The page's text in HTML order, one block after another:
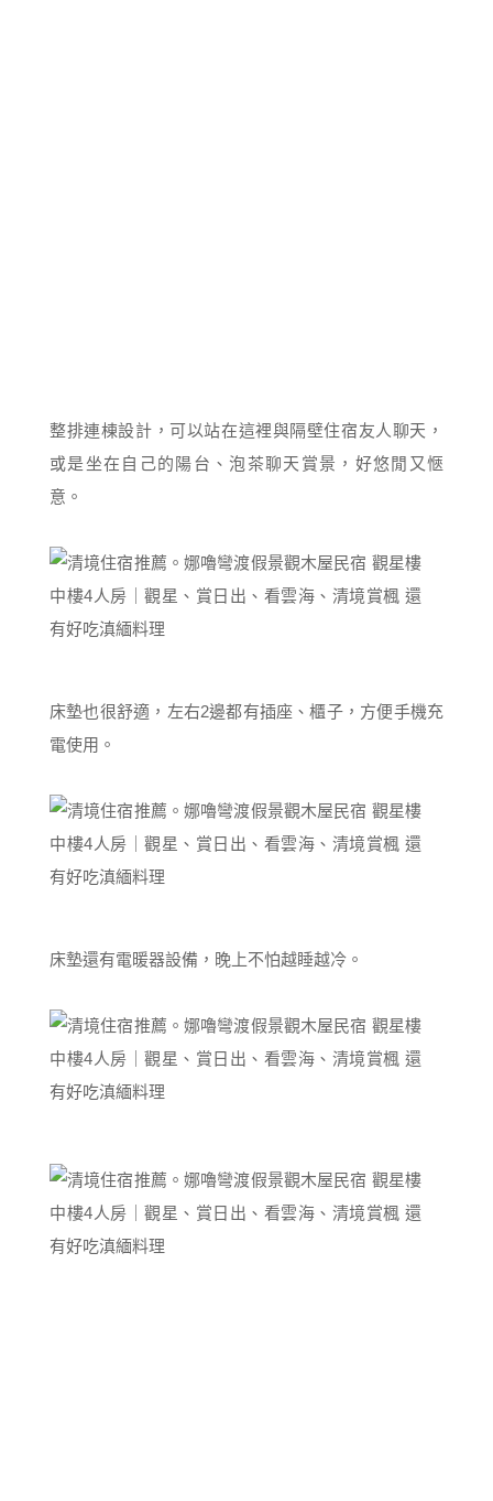
整排連棟設計，可以站在這裡與隔壁住宿友人聊天，
或是坐在自己的陽台、泡茶聊天賞景，好悠閒又愜
意。
床墊也很舒適，左右2邊都有插座、櫃子，方便手機充
電使用。
床墊還有電暖器設備，晚上不怕越睡越冷。